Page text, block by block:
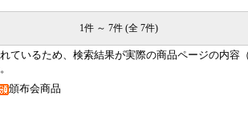
1件 ～ 7件 (全 7件)
ているため、検索結果が実際の商品ページの内容
頒布会商品